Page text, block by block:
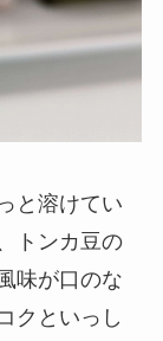
と溶けてい
トンカ豆の
味が口のな
クといっし